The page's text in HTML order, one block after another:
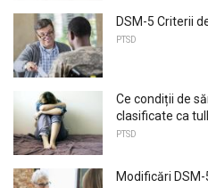
DSM-5 Criterii
PTSD
Ce condiții de
clasificate ca
PTSD
Modificări